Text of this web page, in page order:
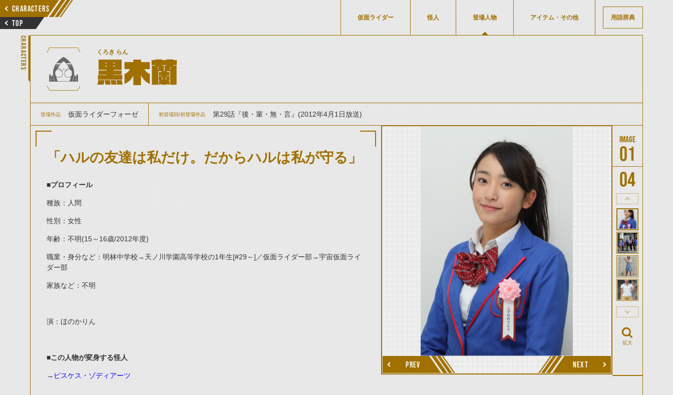
CHARACTERS
TOP
仮面ライダー 怪人 登場人物 アイテム・その他 用語辞典
CHARACTERS くろき らん
黒木蘭
登場作品 仮面ライダーフォーゼ 初登場回/初登場作品 第29話『後・輩・無・言』(2012年4月1日放送)
「ハルの友達は私だけ。だからハルは私が守る」
■プロフィール
種族：人間
性別：女性
年齢：不明(15～16歳/2012年度)
職業・身分など：明林中学校→天ノ川学園高等学校の1年生[#29～]／仮面ライダー部→宇宙仮面ライ
ダー部
家族など：不明
演：ほのかりん
■この人物が変身する怪人
→ ピスケス・ゾディアーツ
PREV NEXT
01
04
拡大